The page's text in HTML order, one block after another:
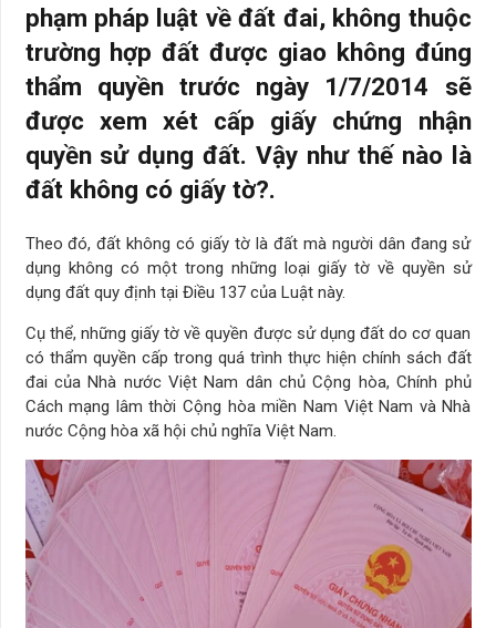
phạm pháp luật về đất đai, không thuộc
trường hợp đất được giao không đúng
thẩm quyền trước ngày 1/7/2014 sẽ
được xem xét cấp giấy chứng nhận
quyền sử dụng đất. Vậy như thế nào là
đất không có giấy tờ?.
Theo đó, đất không có giấy tờ là đất mà người dân đang sử
dụng không có một trong những loại giấy tờ về quyền sử
dụng đất quy định tại Điều 137 của Luật này.
Cụ thể, những giấy tờ về quyền được sử dụng đất do cơ quan
có thẩm quyền cấp trong quá trình thực hiện chính sách đất
đai của Nhà nước Việt Nam dân chủ Cộng hòa, Chính phủ
Cách mạng lâm thời Cộng hòa miền Nam Việt Nam và Nhà
nước Cộng hòa xã hội chủ nghĩa Việt Nam.